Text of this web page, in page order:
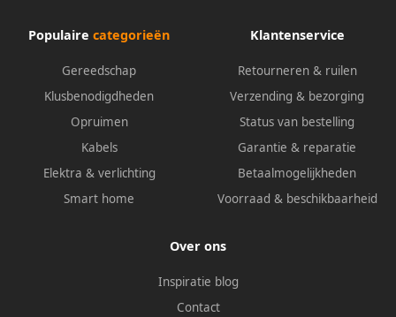
Populaire categorieën
Gereedschap
Klusbenodigdheden
Opruimen
Kabels
Elektra & verlichting
Smart home
Klantenservice
Retourneren & ruilen
Verzending & bezorging
Status van bestelling
Garantie & reparatie
Betaalmogelijkheden
Voorraad & beschikbaarheid
Over ons
Inspiratie blog
Contact